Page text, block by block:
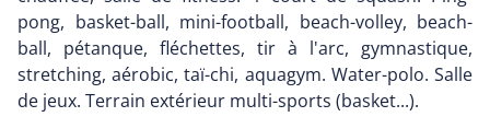
pong, basket-ball, mini-football, beach-volley, beach-
ball, pétanque, fléchettes, tir à l'arc, gymnastique,
stretching, aérobic, taï-chi, aquagym. Water-polo. Salle
de jeux. Terrain extérieur multi-sports (basket...).